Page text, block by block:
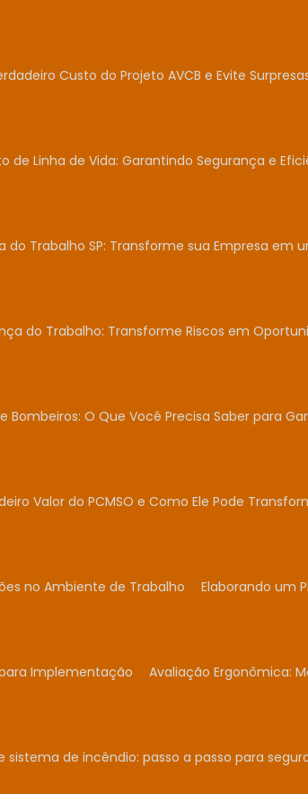
Custo do Projeto AVCB e Evite
de Linha de Vida: Garantindo Segurança e
do Trabalho SP: Transforme sua Empresa em
do Trabalho: Transforme Riscos em
Bombeiros: O Que Você Precisa Saber para
Valor do PCMSO e Como Ele Pode
no Ambiente de Trabalho Elaborando um
Implementação Avaliação Ergonômica:
sistema de incêndio: passo a passo para